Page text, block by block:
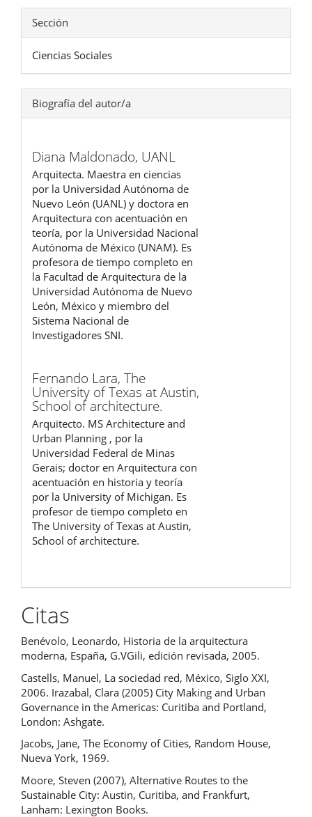
Sección
Ciencias Sociales
Biografía del autor/a
Diana Maldonado, UANL
Arquitecta. Maestra en ciencias
por la Universidad Autónoma de
Nuevo León (UANL) y doctora en
Arquitectura con acentuación en
teoría, por la Universidad Nacional
Autónoma de México (UNAM). Es
profesora de tiempo completo en
la Facultad de Arquitectura de la
Universidad Autónoma de Nuevo
León, México y miembro del
Sistema Nacional de
Investigadores SNI.
Fernando Lara, The
University of Texas at Austin,
School of architecture.
Arquitecto. MS Architecture and
Urban Planning , por la
Universidad Federal de Minas
Gerais; doctor en Arquitectura con
acentuación en historia y teoría
por la University of Michigan. Es
profesor de tiempo completo en
The University of Texas at Austin,
School of architecture.
Citas
Benévolo, Leonardo, Historia de la arquitectura
moderna, España, G.VGili, edición revisada, 2005.
Castells, Manuel, La sociedad red, México, Siglo XXI,
2006. Irazabal, Clara (2005) City Making and Urban
Governance in the Americas: Curitiba and Portland,
London: Ashgate.
Jacobs, Jane, The Economy of Cities, Random House,
Nueva York, 1969.
Moore, Steven (2007), Alternative Routes to the
Sustainable City: Austin, Curitiba, and Frankfurt,
Lanham: Lexington Books.